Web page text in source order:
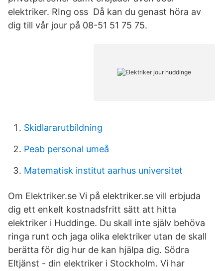
elektriker. RIng oss Då kan du genast höra av
dig till vår jour på 08-51 51 75 75.
Skidlararutbildning
Peab personal umeå
Matematisk institut aarhus universitet
Om Elektriker.se Vi på elektriker.se vill erbjuda
dig ett enkelt kostnadsfritt sätt att hitta
elektriker i Huddinge. Du skall inte själv behöva
ringa runt och jaga olika elektriker utan de skall
berätta för dig hur de kan hjälpa dig. Södra
Eltjänst - din elektriker i Stockholm. Vi har